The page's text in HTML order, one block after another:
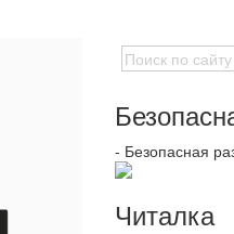
- Безопасная
Читалка